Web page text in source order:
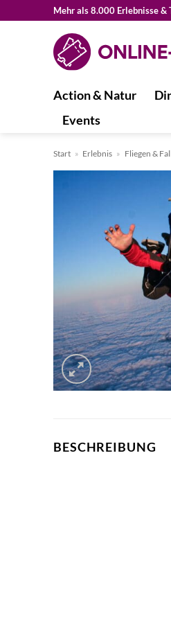
Mehr als 8.000 Erlebnisse &
Action & Natur
Events
Start » Erlebnis » Fliegen &
BESCHREIBUNG